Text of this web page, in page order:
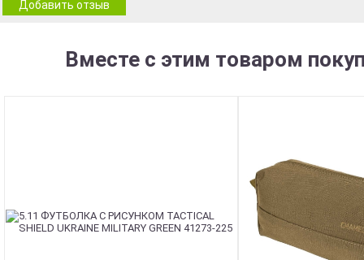
Добавить отзыв
Вместе с этим товаром